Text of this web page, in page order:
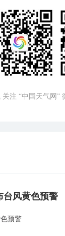
关注 “中国天气网”
台风黄色预警
预警